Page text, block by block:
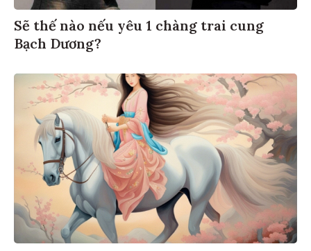
Sẽ thế nào nếu yêu 1 chàng trai cung
Bạch Dương?